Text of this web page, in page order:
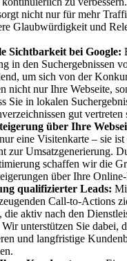
nicht nur für mehr
Glaubwürdigkeit und
Sichtbarkeit bei Google:
in den Suchergebnissen
um sich von der
nicht nur Ihre Webseite,
Sie in lokalen
gut vertreten
über Ihre
eine Visitenkarte – sie ist
zur Umsatzgenerierung.
schaffen wir die
über Ihre
qualifizierter Leads:
Call-to-Actions
die aktiv nach den
unterstützen Sie dabei,
und langfristige